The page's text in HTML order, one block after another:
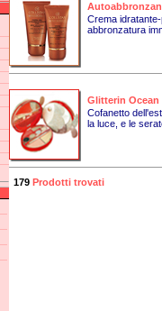
Crema
abbronzatura
Glitterin Ocean
Cofanetto
la luce, e le
179 Prodotti trovati